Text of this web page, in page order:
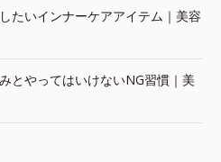
たいインナーケアアイテム｜美容
とやってはいけないNG習慣｜美